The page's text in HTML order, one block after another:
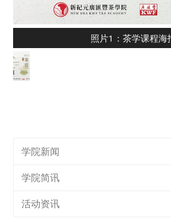
照片1：茶学课程海
学院新闻
学院简讯
活动资讯